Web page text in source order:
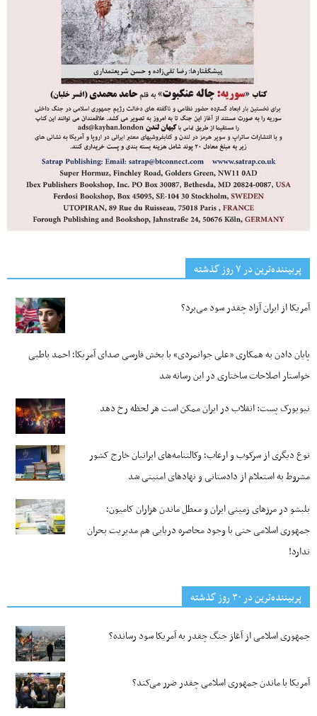
پربیننده‌ترین‌ در ۷ روز گذشته
آمریکا از ایران آزاد چقدر سود می‌برد؟
پایان دادن به همکاری «علی جوانمردی» با بخش فارسی صدای آمریکا؛ احمد باطبی
خواستار اصلاحات ساختاری در این رسانه شد
نیویورک پست: انقلاب در ایران ممکن است هر لحظه رخ دهد
نوع دیگری از سرکوب و ارعاب؛ وکالتنامه‌های ایرانیان خارج کشور
مشروط به استعلام از دادستانی و نهادهای امنیتی شد
بلبشو در مرزهای زمینی ایران و معطل ماندن هزاران کامیون؛
جمهوری اسلامی حتی با وجود محاصره دریایی هم مدیریت بحران
ندارد!
پربیننده‌ترین‌ در ۳۰ روز گذشته
جمهوری اسلامی از آغاز جنگ چقدر به آمریکا سود رسانده؟
آمریکا با ماندن جمهوری اسلامی چقدر ضرر می‌کند؟